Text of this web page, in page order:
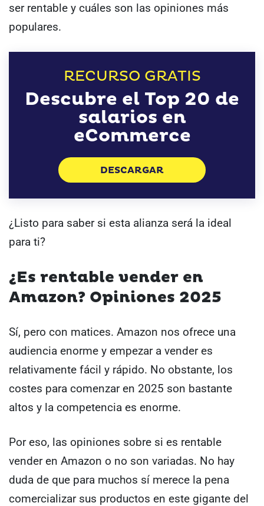
ser rentable y cuáles son las opiniones más
populares.
RECURSO GRATIS
Descubre el Top 20 de
salarios en
eCommerce
DESCARGAR
¿Listo para saber si esta alianza será la ideal
para ti?
¿Es rentable vender en
Amazon? Opiniones 2025
Sí, pero con matices. Amazon nos ofrece una
audiencia enorme y empezar a vender es
relativamente fácil y rápido. No obstante, los
costes para comenzar en 2025 son bastante
altos y la competencia es enorme.
Por eso, las opiniones sobre si es rentable
vender en Amazon o no son variadas. No hay
duda de que para muchos sí merece la pena
comercializar sus productos en este gigante del